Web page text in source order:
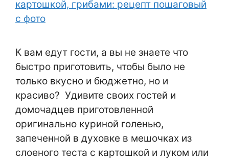
К вам едут гости, а вы не знаете что
быстро приготовить, чтобы было не
только вкусно и бюджетно, но и
красиво? Удивите своих гостей и
домочадцев приготовленной
оригинально куриной голенью,
запеченной в духовке в мешочках из
слоеного теста с картошкой и луком или